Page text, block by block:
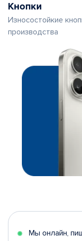
Кнопки
Износостойкие
производства
Мы онлайн,